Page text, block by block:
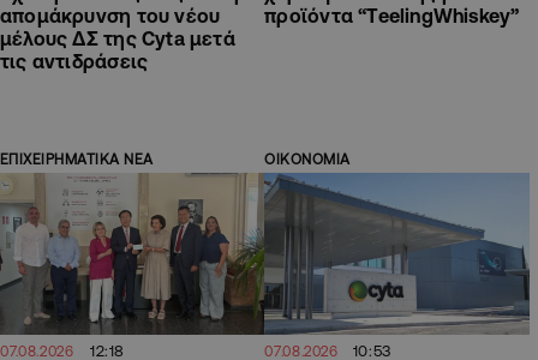
απομάκρυνση του νέου
μέλους ΔΣ της Cyta μετά
τις αντιδράσεις
προϊόντα “TeelingWhiskey”
ΕΠΙΧΕΙΡΗΜΑΤΙΚΑ ΝΕΑ
07.08.2026 12:18
ΟΙΚΟΝΟΜΙΑ
07.08.2026 10:53